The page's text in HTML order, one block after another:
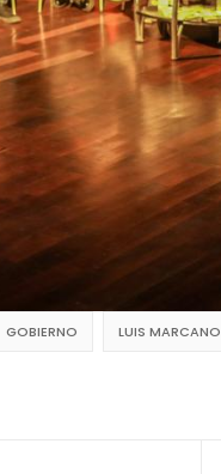
GOBIERNO LUIS MARCANO